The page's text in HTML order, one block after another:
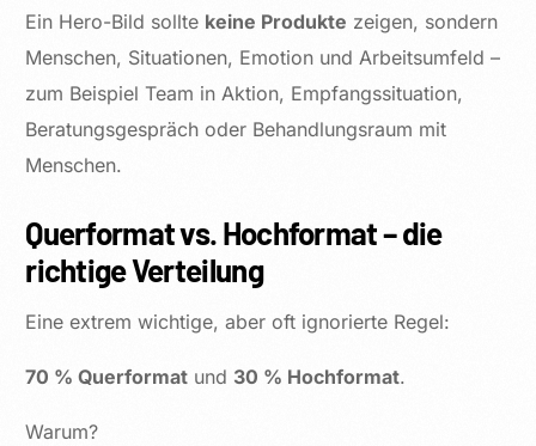
Ein Hero-Bild sollte keine Produkte zeigen, sondern
Menschen, Situationen, Emotion und Arbeitsumfeld –
zum Beispiel Team in Aktion, Empfangssituation,
Beratungsgespräch oder Behandlungsraum mit
Menschen.
Querformat vs. Hochformat – die
richtige Verteilung
Eine extrem wichtige, aber oft ignorierte Regel:
70 % Querformat und 30 % Hochformat.
Warum?